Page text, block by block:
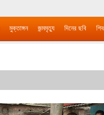
মুক্তাঙ্গন জন্মমৃত্যু দিনের ছবি